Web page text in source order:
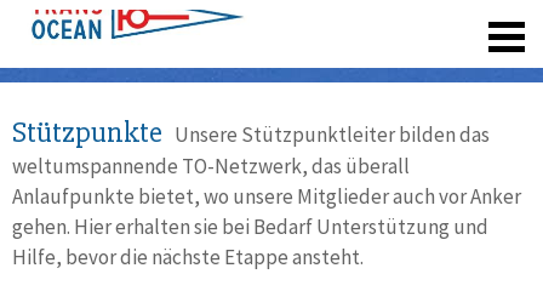
Stützpunkte Unsere Stützpunktleiter bilden das
weltumspannende TO-Netzwerk, das überall
Anlaufpunkte bietet, wo unsere Mitglieder auch vor Anker
gehen. Hier erhalten sie bei Bedarf Unterstützung und
Hilfe, bevor die nächste Etappe ansteht.